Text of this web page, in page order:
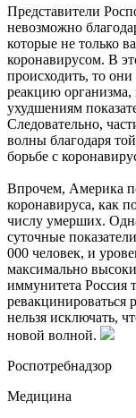
Представители
невозможно
которые не только
коронавирусом. В
происходить, то
реакцию организма,
ухудшениям
Следовательно,
волны благодаря
борьбе с
Впрочем, Америка
коронавируса, как
числу умерших.
суточные
000 человек, и
максимально
иммунитета Россия
ревакцинироваться
нельзя исключать,
новой волной.
Роспотребнадзор
Медицина